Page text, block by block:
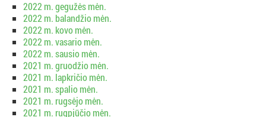
2022 m. gegužės mėn.
2022 m. balandžio mėn.
2022 m. kovo mėn.
2022 m. vasario mėn.
2022 m. sausio mėn.
2021 m. gruodžio mėn.
2021 m. lapkričio mėn.
2021 m. spalio mėn.
2021 m. rugsėjo mėn.
2021 m. rugpjūčio mėn.